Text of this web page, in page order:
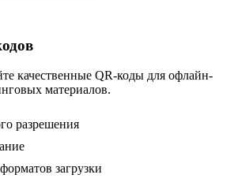
качественные QR-коды для офлайн-
материалов.
разрешения
загрузки